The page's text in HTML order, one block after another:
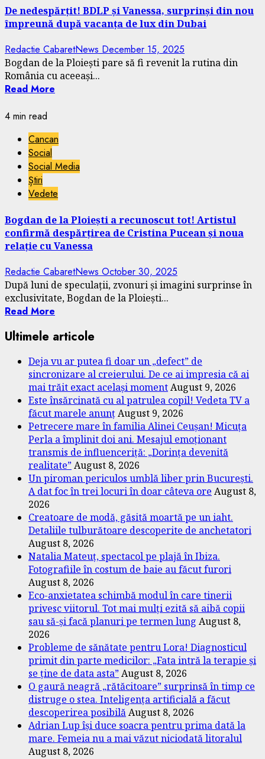
De nedespărțit! BDLP și Vanessa, surprinși din nou
împreună după vacanța de lux din Dubai
Redactie CabaretNews December 15, 2025
Bogdan de la Ploiești pare să fi revenit la rutina din
România cu aceeași...
Read More
4 min read
Cancan
Social
Social Media
Știri
Vedete
Bogdan de la Ploiești a recunoscut tot! Artistul
confirmă despărțirea de Cristina Pucean și noua
relație cu Vanessa
Redactie CabaretNews October 30, 2025
După luni de speculații, zvonuri și imagini surprinse în
exclusivitate, Bogdan de la Ploiești...
Read More
Ultimele articole
Deja vu ar putea fi doar un „defect” de
sincronizare al creierului. De ce ai impresia că ai
mai trăit exact același momentAugust 9, 2026
Este însărcinată cu al patrulea copil! Vedeta TV a
făcut marele anunțAugust 9, 2026
Petrecere mare în familia Alinei Ceușan! Micuța
Perla a împlinit doi ani. Mesajul emoționant
transmis de influenceriță: „Dorința devenită
realitate”August 8, 2026
Un piroman periculos umblă liber prin București.
A dat foc în trei locuri în doar câteva ore August 8,
2026
Creatoare de modă, găsită moartă pe un iaht.
Detaliile tulburătoare descoperite de anchetatori
August 8, 2026
Natalia Mateuț, spectacol pe plajă în Ibiza.
Fotografiile în costum de baie au făcut furori
August 8, 2026
Eco-anxietatea schimbă modul în care tinerii
privesc viitorul. Tot mai mulți ezită să aibă copii
sau să-și facă planuri pe termen lung August 8,
2026
Probleme de sănătate pentru Lora! Diagnosticul
primit din parte medicilor: „Fata intră la terapie și
se ține de data asta”August 8, 2026
O gaură neagră „rătăcitoare” surprinsă în timp ce
distruge o stea. Inteligența artificială a făcut
descoperirea posibilăAugust 8, 2026
Adrian Lup își duce soacra pentru prima dată la
mare. Femeia nu a mai văzut niciodată litoralul
August 8, 2026